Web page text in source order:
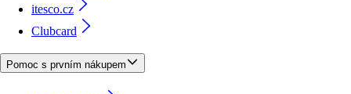
itesco.cz
Clubcard
Pomoc s prvním nákupem